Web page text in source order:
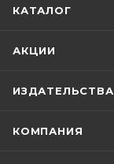
КАТАЛОГ
АКЦИИ
ИЗДАТЕЛЬСТВА
КОМПАНИЯ